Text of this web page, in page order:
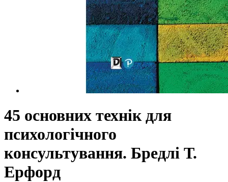
45 основних технік для
психологічного
консультування. Бредлі Т.
Ерфорд